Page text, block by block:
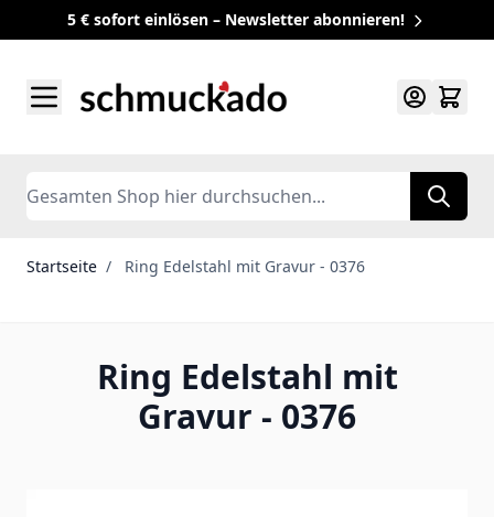
5 € sofort einlösen – Newsletter abonnieren!
Search
Startseite / Ring Edelstahl mit Gravur - 0376
Ring Edelstahl mit
Gravur - 0376